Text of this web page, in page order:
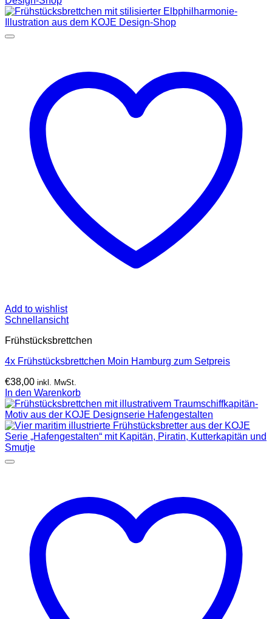
Add to wishlist
Schnellansicht
Frühstücksbrettchen
4x Frühstücksbrettchen Moin Hamburg zum Setpreis
€38,00 inkl. MwSt.
In den Warenkorb